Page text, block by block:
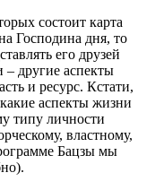
состоит карта
Господина дня, то
его друзей
– другие аспекты
и ресурс. Кстати,
аспекты жизни
типу личности
властному,
Бацзы мы